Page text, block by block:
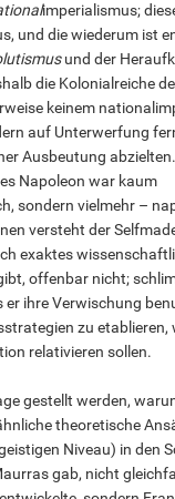
imperialismus;
und die wiederum ist
und der
die Kolonialreiche
keinem
auf Unterwerfung
Ausbeutung
Napoleon war kaum
sondern vielmehr –
versteht der
exaktes
offenbar nicht;
er ihre Verwischung
zu etablieren,
relativieren sollen.
gestellt werden,
theoretische
Niveau) in den
gab, nicht